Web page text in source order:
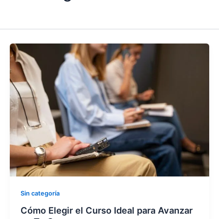
Sin categoría
Cómo Elegir el Curso Ideal para Avanzar